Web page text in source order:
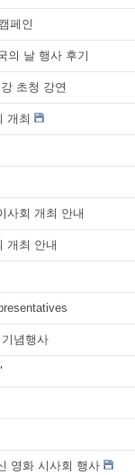
페인
의 날 행사 후기
초청 강연
개최
사회 개최 안내
개최 안내
념행사
영화 시사회 행사